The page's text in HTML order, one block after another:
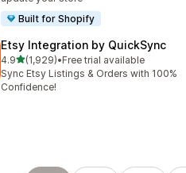
Built for Shopify
Etsy Integration by QuickSync
4.9เต็ม 5 ดาว
(1,929)
ทั้งหมด 1929 รีวิว
•Free trial available
Sync Etsy Listings & Orders with 100%
Confidence!